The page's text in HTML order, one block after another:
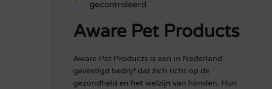
gecontroleerd
Aware Pet Products
Aware Pet Products is een in Nederland
gevestigd bedrijf dat zich richt op de
gezondheid en het welzijn van honden. Hun